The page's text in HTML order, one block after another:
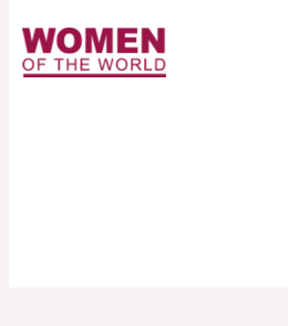
contenuto